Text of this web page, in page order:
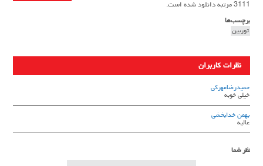
3111 مرتبه دانلود شده است.
برچسب‌ها
توربین
نظرات کاربران
حمیدرضامهرکی
خیلی خوبه
بهمن خدابخشی
عالیه
نظر شما